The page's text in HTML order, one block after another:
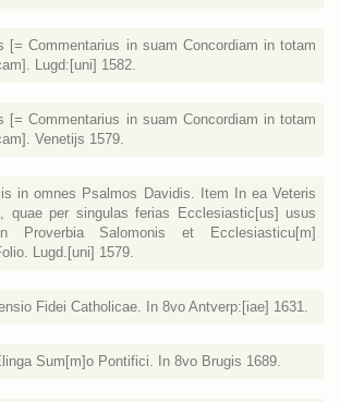
[= Commentarius in suam Concordiam in totam
Lugd:[uni] 1582.
[= Commentarius in suam Concordiam in totam
Venetijs 1579.
in omnes Psalmos Davidis. Item In ea Veteris
quae per singulas ferias Ecclesiastic[us] usus
Proverbia Salomonis et Ecclesiasticu[m]
Lugd.[uni] 1579.
Fidei Catholicae. In 8vo Antverp:[iae] 1631.
Sum[m]o Pontifici. In 8vo Brugis 1689.